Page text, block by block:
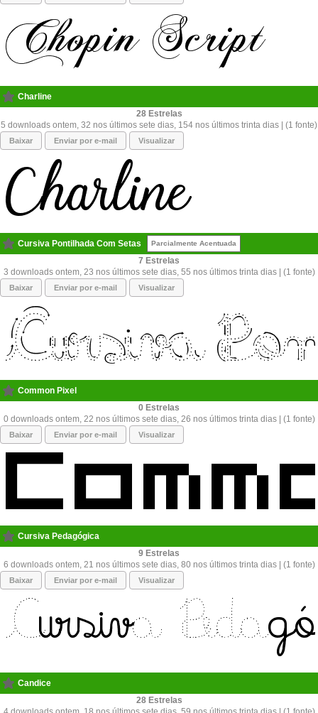
Charline
28
5 downloads ontem, 32 nos últimos sete dias, 154 nos últimos trinta dias | (1 fonte)
Baixar Enviar por e-mail Visualizar
Cursiva Pontilhada Com Setas Parcialmente Acentuada
7
3 downloads ontem, 23 nos últimos sete dias, 55 nos últimos trinta dias | (1 fonte)
Baixar Enviar por e-mail Visualizar
Common Pixel
0
0 downloads ontem, 22 nos últimos sete dias, 26 nos últimos trinta dias | (1 fonte)
Baixar Enviar por e-mail Visualizar
Cursiva Pedagógica
9
6 downloads ontem, 21 nos últimos sete dias, 80 nos últimos trinta dias | (1 fonte)
Baixar Enviar por e-mail Visualizar
Candice
28